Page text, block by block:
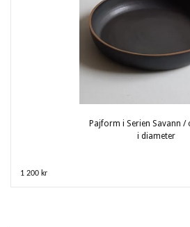
Pajform i Serien Savann /
i diameter
1 200 kr